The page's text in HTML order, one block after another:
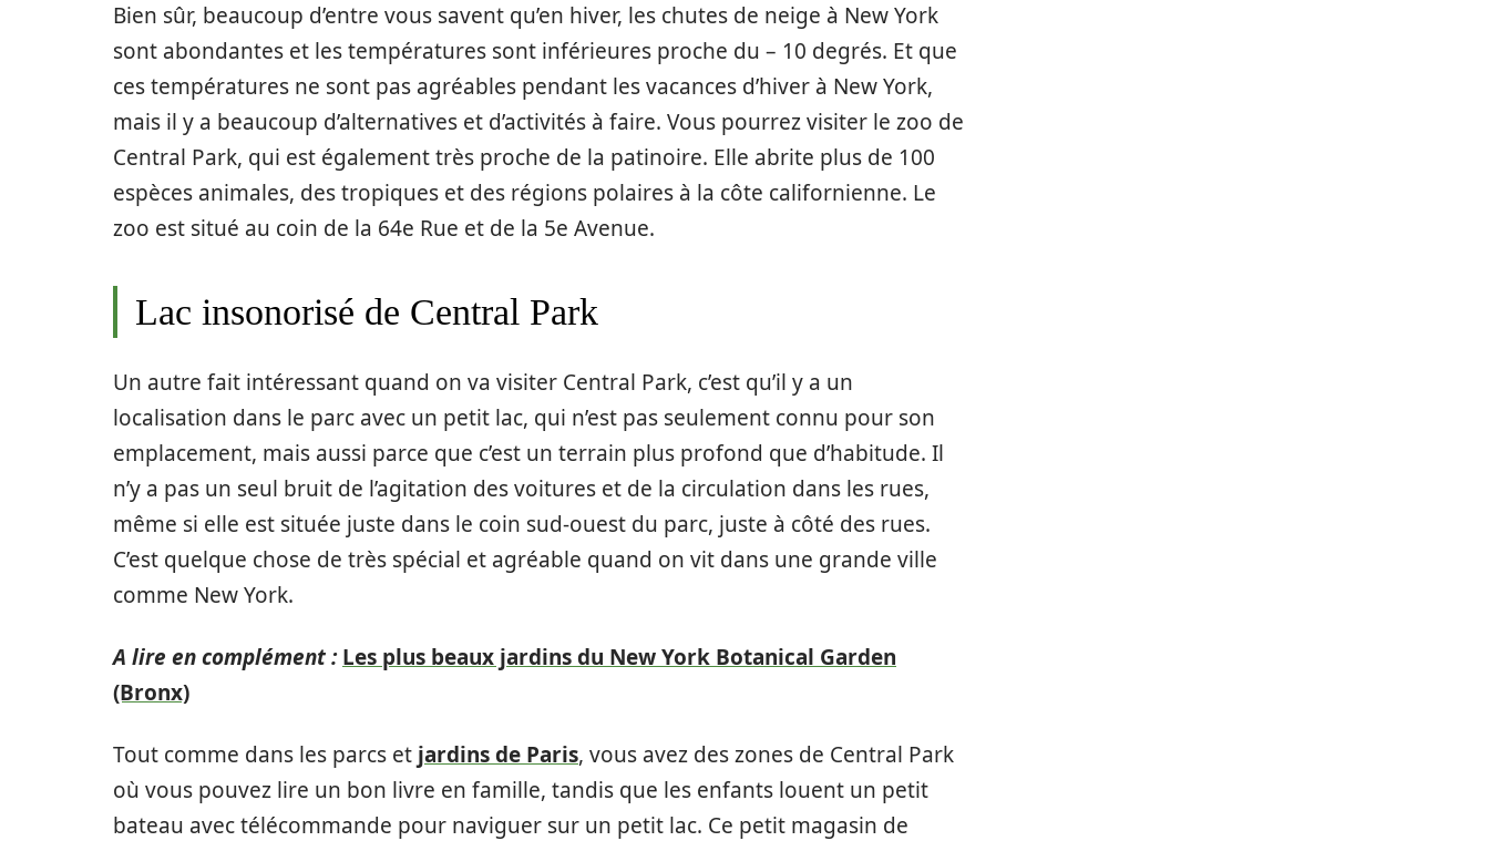
Bien sûr, beaucoup d’entre vous savent qu’en hiver, les chutes de neige à New York
sont abondantes et les températures sont inférieures proche du – 10 degrés. Et que
ces températures ne sont pas agréables pendant les vacances d’hiver à New York,
mais il y a beaucoup d’alternatives et d’activités à faire. Vous pourrez visiter le zoo de
Central Park, qui est également très proche de la patinoire. Elle abrite plus de 100
espèces animales, des tropiques et des régions polaires à la côte californienne. Le
zoo est situé au coin de la 64e Rue et de la 5e Avenue.
Lac insonorisé de Central Park
Un autre fait intéressant quand on va visiter Central Park, c’est qu’il y a un
localisation dans le parc avec un petit lac, qui n’est pas seulement connu pour son
emplacement, mais aussi parce que c’est un terrain plus profond que d’habitude. Il
n’y a pas un seul bruit de l’agitation des voitures et de la circulation dans les rues,
même si elle est située juste dans le coin sud-ouest du parc, juste à côté des rues.
C’est quelque chose de très spécial et agréable quand on vit dans une grande ville
comme New York.
A lire en complément : Les plus beaux jardins du New York Botanical Garden
(Bronx)
Tout comme dans les parcs et jardins de Paris, vous avez des zones de Central Park
où vous pouvez lire un bon livre en famille, tandis que les enfants louent un petit
bateau avec télécommande pour naviguer sur un petit lac. Ce petit magasin de